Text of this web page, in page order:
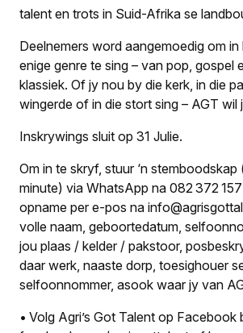
talent en trots in Suid-Afrika se
Deelnemers word aangemoedig om in
enige genre te sing – van pop, gospel
klassiek. Of jy nou by die kerk, in die
wingerde of in die stort sing – AGT wil
Inskrywings sluit op 31 Julie.
Om in te skryf, stuur ‘n stemboodskap
minute) via WhatsApp na 082 372
opname per e-pos na
volle naam, geboortedatum,
jou plaas / kelder / pakstoor,
daar werk, naaste dorp, toesighouer
selfoonnommer, asook waar jy van
• Volg Agri’s Got Talent op Facebook